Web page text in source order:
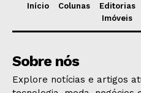
Início Colunas Editorias
Imóveis
Sobre nós
Explore notícias e artigos